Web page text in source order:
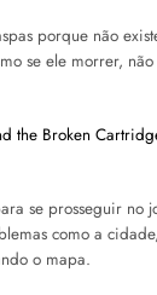
porque não
se ele morrer,
the Broken
se prosseguir no
como a
o mapa.